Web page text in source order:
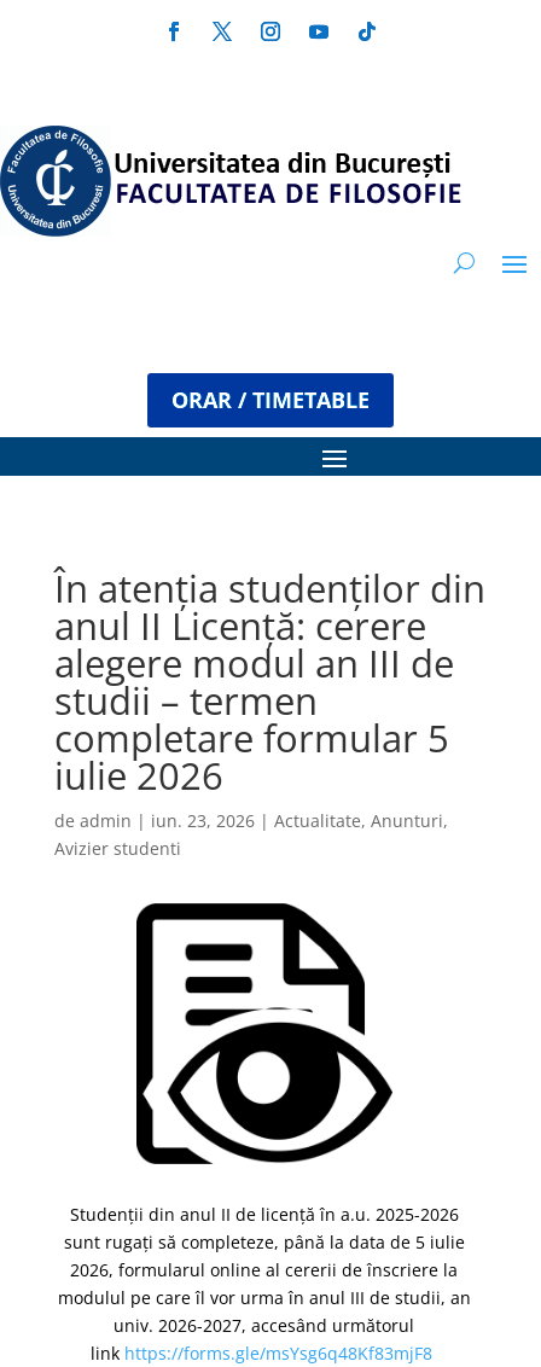
ORAR / TIMETABLE
În atenția studenților din
anul II Licență: cerere
alegere modul an III de
studii – termen
completare formular 5
iulie 2026
de admin | iun. 23, 2026| Actualitate, Anunturi,
Avizier studenti
Studenții din anul II de licență în a.u. 2025-2026
sunt rugați să completeze, până la data de 5 iulie
2026, formularul online al cererii de înscriere la
modulul pe care îl vor urma în anul III de studii, an
univ. 2026-2027, accesând următorul
link https://forms.gle/msYsg6q48Kf83mjF8